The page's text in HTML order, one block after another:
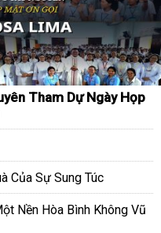
Tham Dự Ngày Họp
Của Sự Sung Túc
Nền Hòa Bình Không Vũ